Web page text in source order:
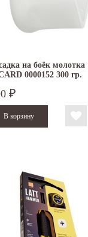
на боёк молотка
0000152 300 гр.
₽